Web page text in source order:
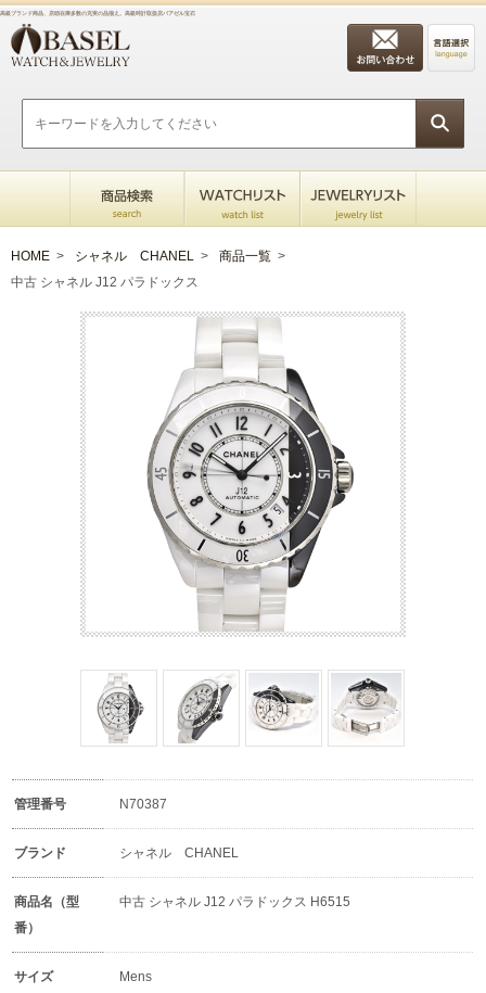
高級ブランド商品、店頭在庫多数の充実の品揃え。高級時計取扱店バアゼル宝石
HOME > シャネル CHANEL > 商品一覧 >
中古 シャネル J12 パラドックス
管理番号 N70387
ブランド シャネル CHANEL
商品名（型
番）
中古 シャネル J12 パラドックス H6515
サイズ Mens